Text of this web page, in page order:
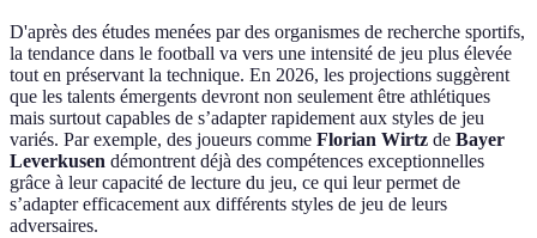
D'après des études menées par des organismes de recherche sportifs,
la tendance dans le football va vers une intensité de jeu plus élevée
tout en préservant la technique. En 2026, les projections suggèrent
que les talents émergents devront non seulement être athlétiques
mais surtout capables de s’adapter rapidement aux styles de jeu
variés. Par exemple, des joueurs comme Florian Wirtz de Bayer
Leverkusen démontrent déjà des compétences exceptionnelles
grâce à leur capacité de lecture du jeu, ce qui leur permet de
s’adapter efficacement aux différents styles de jeu de leurs
adversaires.